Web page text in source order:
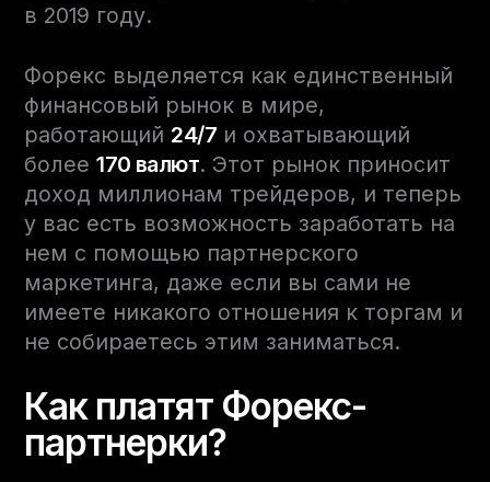
в 2019 году.
Форекс выделяется как единственный
финансовый рынок в мире,
работающий 24/7 и охватывающий
более170 валют. Этот рынок приносит
доход миллионам трейдеров, и теперь
у вас есть возможность заработать на
нем с помощью партнерского
маркетинга, даже если вы сами не
имеете никакого отношения к торгам и
не собираетесь этим заниматься.
Как платят Форекс-
партнерки?